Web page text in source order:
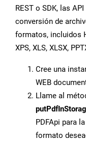
REST o SDK, las
conversión de
formatos, incluidos
XPS, XLS, XLSX,
Cree una
WEB
Llame al
PDFApi para
formato